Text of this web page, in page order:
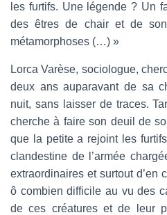
les furtifs. Une légende ? Un
des êtres de chair et de
métamorphoses (…) »
Lorca Varèse, sociologue,
deux ans auparavant de sa
nuit, sans laisser de traces.
cherche à faire son deuil de
que la petite a rejoint les
clandestine de l’armée
extraordinaires et surtout d’en
ô combien difficile au vu des
de ces créatures et de leur